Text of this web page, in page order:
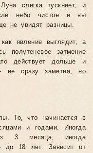
слегка тускнеет, и
небо чистое и вы
не увидят разницы.
явление выглядит, а
полутеневое затмение
действует дольше и
не сразу заметна, но
То, что начинается в
и годами. Иногда
3 месяца, иногда
до 18 лет. Зависит от